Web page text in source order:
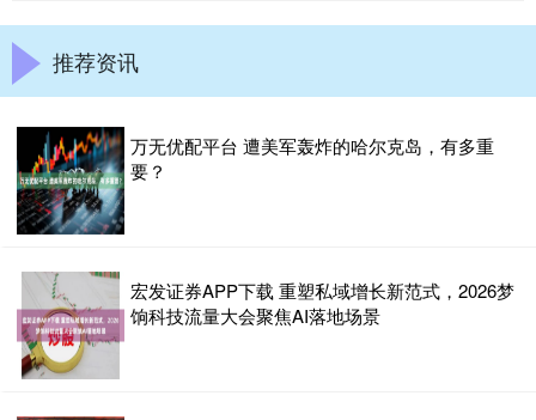
推荐资讯
万无优配平台 遭美军轰炸的哈尔克岛，有多重
要？
宏发证券APP下载 重塑私域增长新范式，2026梦
饷科技流量大会聚焦AI落地场景